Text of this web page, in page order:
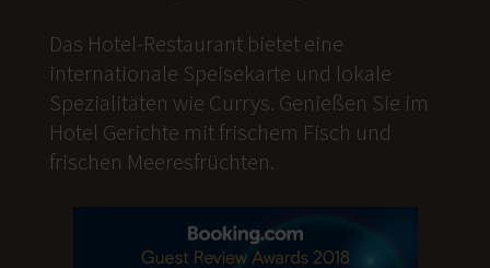
Das Hotel-Restaurant bietet eine
internationale Speisekarte und lokale
Spezialitäten wie Currys. Genießen Sie im
Hotel Gerichte mit frischem Fisch und
frischen Meeresfrüchten.